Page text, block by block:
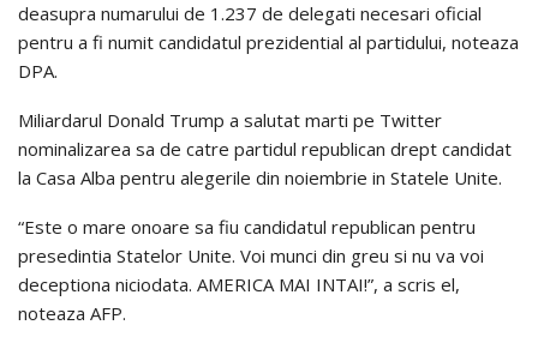
deasupra numarului de 1.237 de delegati necesari oficial
pentru a fi numit candidatul prezidential al partidului, noteaza
DPA.
Miliardarul Donald Trump a salutat marti pe Twitter
nominalizarea sa de catre partidul republican drept candidat
la Casa Alba pentru alegerile din noiembrie in Statele Unite.
“Este o mare onoare sa fiu candidatul republican pentru
presedintia Statelor Unite. Voi munci din greu si nu va voi
deceptiona niciodata. AMERICA MAI INTAI!”, a scris el,
noteaza AFP.